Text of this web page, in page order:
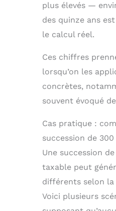
plus élevés —
des quinze ans
le calcul réel.
Ces chiffres
lorsqu’on les
concrètes,
souvent évoqué
Cas pratique :
succession de
Une succession
taxable peut
différents selon
Voici plusieurs